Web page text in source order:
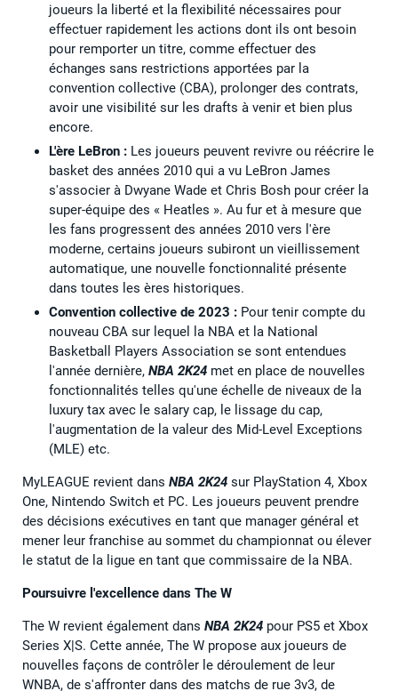
joueurs la liberté et la flexibilité nécessaires pour
effectuer rapidement les actions dont ils ont besoin
pour remporter un titre, comme effectuer des
échanges sans restrictions apportées par la
convention collective (CBA), prolonger des contrats,
avoir une visibilité sur les drafts à venir et bien plus
encore.
L'ère LeBron : Les joueurs peuvent revivre ou réécrire le
basket des années 2010 qui a vu LeBron James
s'associer à Dwyane Wade et Chris Bosh pour créer la
super-équipe des « Heatles ». Au fur et à mesure que
les fans progressent des années 2010 vers l'ère
moderne, certains joueurs subiront un vieillissement
automatique, une nouvelle fonctionnalité présente
dans toutes les ères historiques.
Convention collective de 2023 : Pour tenir compte du
nouveau CBA sur lequel la NBA et la National
Basketball Players Association se sont entendues
l'année dernière, NBA 2K24 met en place de nouvelles
fonctionnalités telles qu'une échelle de niveaux de la
luxury tax avec le salary cap, le lissage du cap,
l'augmentation de la valeur des Mid-Level Exceptions
(MLE) etc.
MyLEAGUE revient dans NBA 2K24 sur PlayStation 4, Xbox
One, Nintendo Switch et PC. Les joueurs peuvent prendre
des décisions exécutives en tant que manager général et
mener leur franchise au sommet du championnat ou élever
le statut de la ligue en tant que commissaire de la NBA.
Poursuivre l'excellence dans The W
The W revient également dans NBA 2K24 pour PS5 et Xbox
Series X|S. Cette année, The W propose aux joueurs de
nouvelles façons de contrôler le déroulement de leur
WNBA, de s'affronter dans des matchs de rue 3v3, de